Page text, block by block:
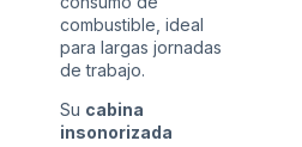
combustible, ideal
para largas jornadas
de trabajo.
Su cabina
insonorizada